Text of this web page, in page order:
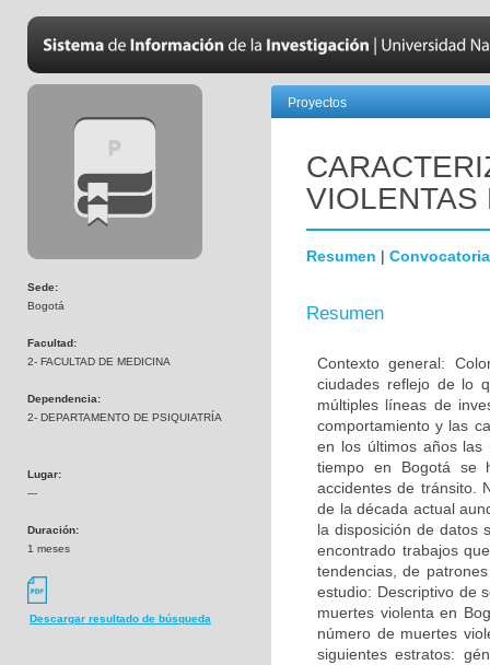
Sede:
Bogotá
Facultad:
2- FACULTAD DE MEDICINA
Dependencia:
2- DEPARTAMENTO DE PSIQUIATRÍA
Lugar:
---
Duración:
1 meses
Descargar resultado de búsqueda
Proyectos
VIOLENTAS
Resumen | Convocatoria
Resumen
Contexto general:
ciudades reflejo de lo
múltiples líneas de
comportamiento y las
en los últimos años las
tiempo en Bogotá se
accidentes de tránsito.
de la década actual
la disposición de datos
encontrado trabajos
tendencias, de
estudio: Descriptivo de
muertes violenta en
número de muertes
siguientes estratos: